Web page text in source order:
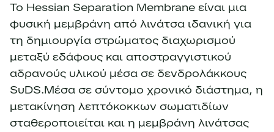
Το Hessian Separation Membrane είναι μια
φυσική μεμβράνη από λινάτσα ιδανική για
τη δημιουργία στρώματος διαχωρισμού
μεταξύ εδάφους και αποστραγγιστικού
αδρανούς υλικού μέσα σε δενδρολάκκους
SuDS.Μέσα σε σύντομο χρονικό διάστημα, η
μετακίνηση λεπτόκοκκων σωματιδίων
σταθεροποιείται και η μεμβράνη λινάτσας